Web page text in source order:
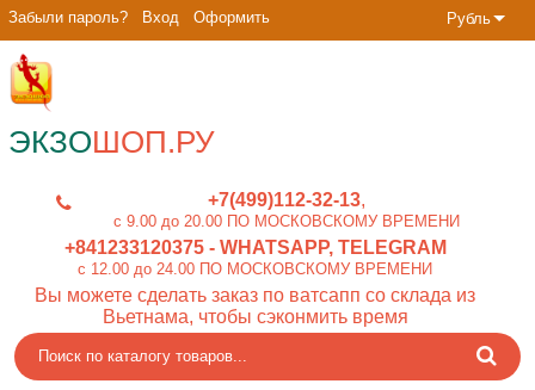
Рубль
Забыли пароль? Вход Оформить
ЭКЗОШОП.РУ
+7(499)112-32-13
c 9.00 до 20.00 ПО МОСКОВСКОМУ ВРЕМЕНИ
+841233120375- WHATSAPP, TELEGRAM
c 12.00 до 24.00 ПО МОСКОВСКОМУ ВРЕМЕНИ
Вы можете сделать заказ по ватсапп со склада из
Вьетнама, чтобы сэконмить время